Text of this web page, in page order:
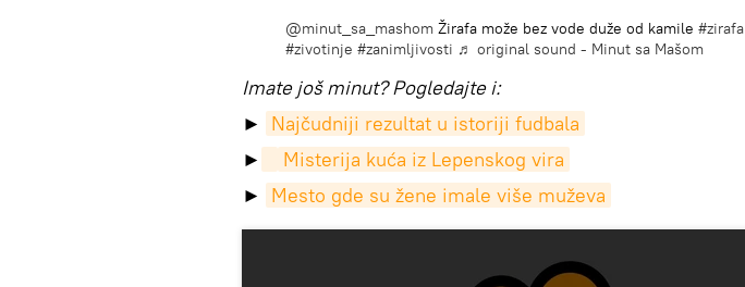
@minut_sa_mashom Žirafa može bez vode duže od kamile #zirafa
#zivotinje #zanimljivosti ♬ original sound - Minut sa Mašom
Imate još minut? Pogledajte i:
►
Najčudniji rezultat u istoriji fudbala
►
Misterija kuća iz Lepenskog vira
►
Mesto gde su žene imale više muževa